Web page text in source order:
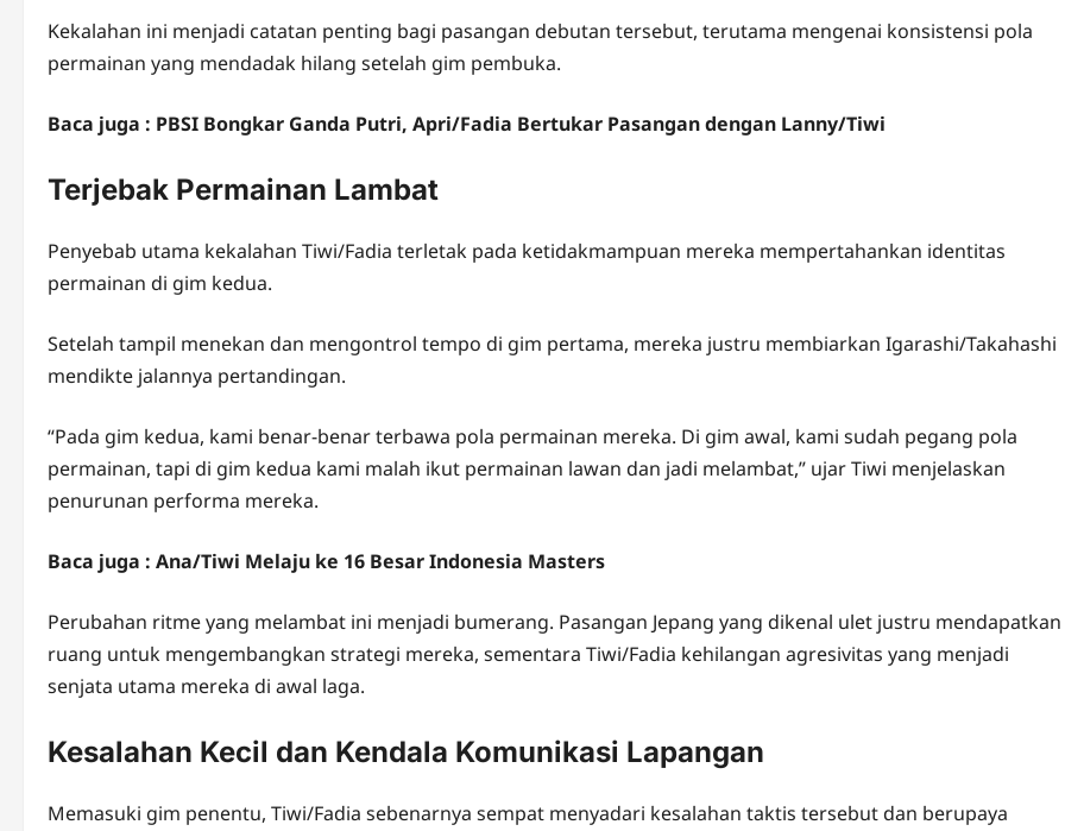
Kekalahan ini menjadi catatan penting bagi pasangan debutan tersebut, terutama mengenai konsistensi pola
permainan yang mendadak hilang setelah gim pembuka.
Baca juga : PBSI Bongkar Ganda Putri, Apri/Fadia Bertukar Pasangan dengan Lanny/Tiwi
Terjebak Permainan Lambat
Penyebab utama kekalahan Tiwi/Fadia terletak pada ketidakmampuan mereka mempertahankan identitas
permainan di gim kedua.
Setelah tampil menekan dan mengontrol tempo di gim pertama, mereka justru membiarkan Igarashi/Takahashi
mendikte jalannya pertandingan.
“Pada gim kedua, kami benar-benar terbawa pola permainan mereka. Di gim awal, kami sudah pegang pola
permainan, tapi di gim kedua kami malah ikut permainan lawan dan jadi melambat,” ujar Tiwi menjelaskan
penurunan performa mereka.
Baca juga : Ana/Tiwi Melaju ke 16 Besar Indonesia Masters
Perubahan ritme yang melambat ini menjadi bumerang. Pasangan Jepang yang dikenal ulet justru mendapatkan
ruang untuk mengembangkan strategi mereka, sementara Tiwi/Fadia kehilangan agresivitas yang menjadi
senjata utama mereka di awal laga.
Kesalahan Kecil dan Kendala Komunikasi Lapangan
Memasuki gim penentu, Tiwi/Fadia sebenarnya sempat menyadari kesalahan taktis tersebut dan berupaya